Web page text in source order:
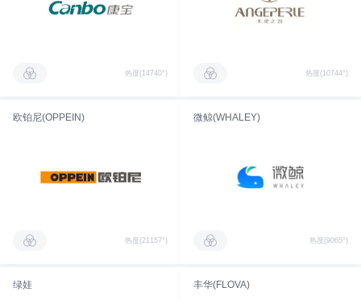
热度(14740°) 热度(10744°)
欧铂尼(OPPEIN)
热度(21157°)
微鲸(WHALEY)
热度(9065°)
绿娃 丰华(FLOVA)